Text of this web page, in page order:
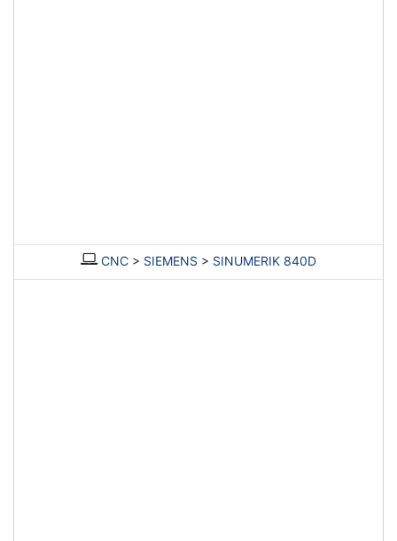
CNC > SIEMENS > SINUMERIK 840D